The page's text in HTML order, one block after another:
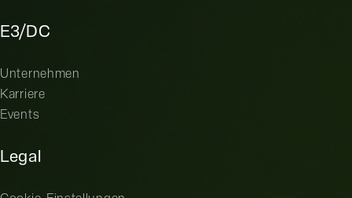
E3/DC
Unternehmen
Karriere
Events
Legal